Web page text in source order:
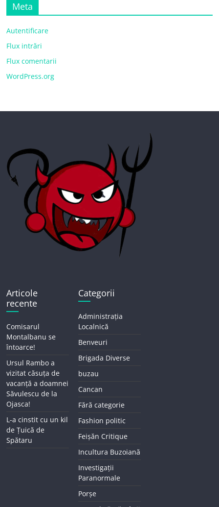
Meta
Autentificare
Flux intrări
Flux comentarii
WordPress.org
Articole
recente
Comisarul
Montalbanu se
întoarce!
Ursul Rambo a
vizitat căsuța de
vacanță a doamnei
Săvulescu de la
Ojasca!
L-a cinstit cu un kil
de Țuică de
Spătaru
Categorii
Administrația
Localnică
Benveuri
Brigada Diverse
buzau
Cancan
Fără categorie
Fashion politic
Feișăn Critique
Incultura Buzoiană
Investigații
Paranormale
Porșe